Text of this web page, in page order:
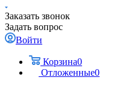
Заказать звонок
Задать вопрос
Войти
Корзина0
Отложенные0